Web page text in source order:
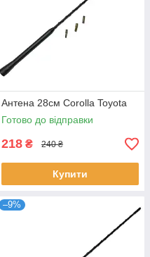
Антена 28см Corolla Toyota
Готово до відправки
218 ₴ 240 ₴
Купити
–9%